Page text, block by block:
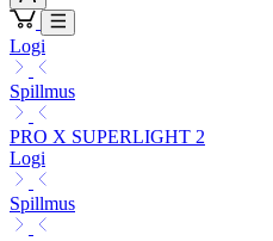
Logi
Spillmus
PRO X SUPERLIGHT 2
Logi
Spillmus